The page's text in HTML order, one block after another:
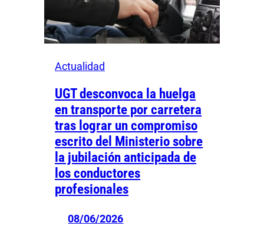
Actualidad
UGT desconvoca la huelga
en transporte por carretera
tras lograr un compromiso
escrito del Ministerio sobre
la jubilación anticipada de
los conductores
profesionales
08/06/2026